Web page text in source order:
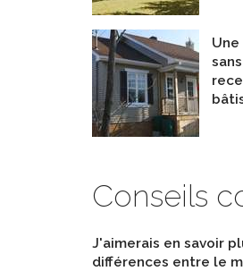
Une
Conseils
J'aimerais en savoir
différences entre le